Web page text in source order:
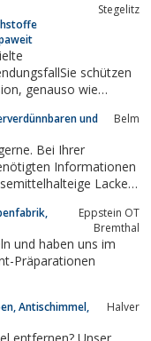
Stegelitz
schützen
vorund
Belm
Bei Ihrer
Informationen
Eppstein OT
Bremthal
und haben uns im
Präparationen
Antischimmel,
Halver